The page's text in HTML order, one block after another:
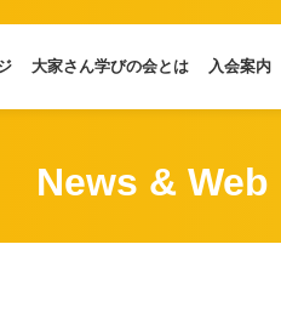
大家さん学びの会とは 入会案内
News &